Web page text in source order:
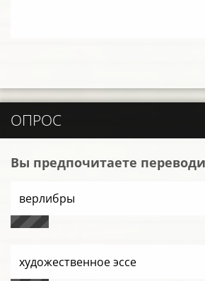
ОПРОС
Вы предпочитаете
верлибры
художественное эссе